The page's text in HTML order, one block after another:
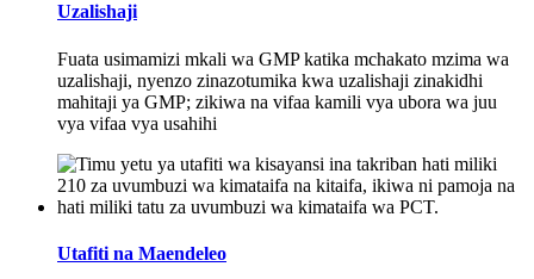
Uzalishaji
Fuata usimamizi mkali wa GMP katika mchakato mzima wa
uzalishaji, nyenzo zinazotumika kwa uzalishaji zinakidhi
mahitaji ya GMP; zikiwa na vifaa kamili vya ubora wa juu
vya vifaa vya usahihi
Utafiti na Maendeleo